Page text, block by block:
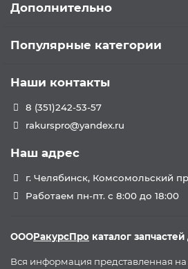
Дополнительно
Популярные категории
Наши контакты
8 (351)242-53-57
rakurspro@yandex.ru
Наш адрес
г. Челябинск, Комсомольский
Работаем пн-пт. с 8:00 до 18:00
ОООРакурсПро каталог
Вся информация представленная на